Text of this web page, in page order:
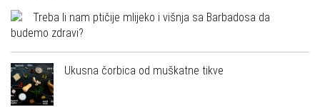
Treba li nam ptičije mlijeko i višnja sa Barbadosa da
budemo zdravi?
Ukusna čorbica od muškatne tikve